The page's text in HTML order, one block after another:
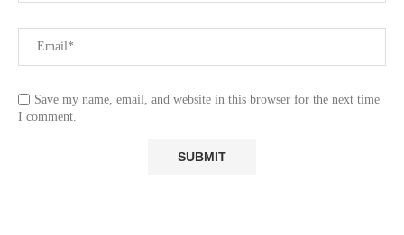
Save my name, email, and website in this browser for the next time
I comment.